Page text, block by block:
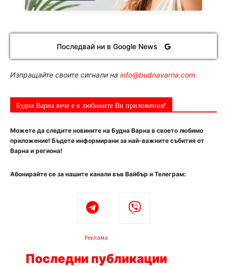
Последвай ни в Google News
Изпращайте своите сигнали на info@budnavarna.com
Будна Варна вече е в любимите Ви приложения!
Можете да следите новините на Будна Варна в своето любимо
приложение! Бъдете информирани за най-важните събития от
Варна и региона!
Абонирайте се за нашите канали във Вайбър и Телеграм:
Реклама
Последни публикации